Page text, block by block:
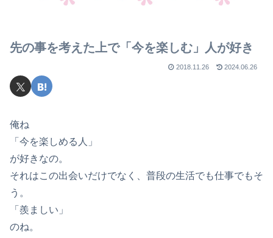
先の事を考えた上で「今を楽しむ」人が好き
2018.11.26 2024.06.26
俺ね
「今を楽しめる人」
が好きなの。
それはこの出会いだけでなく、普段の生活でも仕事でもそ
う。
「羨ましい」
のね。